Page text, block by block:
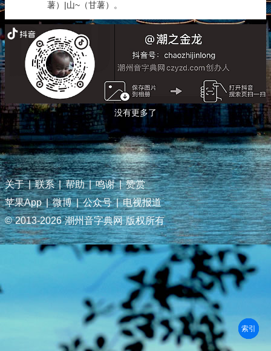
薯）|山~（甘薯）。
没有更多了
关于 | 联系 | 帮助 | 鸣谢 | 赞赏
苹果App | 微博 | 公众号 | 电视报道
© 2013-2026 潮州音字典网 版权所有
部首
笔划
拼音
潮拼